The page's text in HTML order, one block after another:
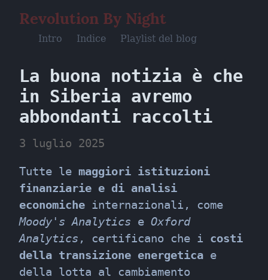
Revolution By Night
Intro Indice Playlist del blog
La buona notizia è che
in Siberia avremo
abbondanti raccolti
3 luglio 2025
Tutte le maggiori istituzioni
finanziarie e di analisi
economiche
Moody's Analytics e Oxford
Analytics , certificano che i costi
della transizione energetica e
della lotta al cambiamento